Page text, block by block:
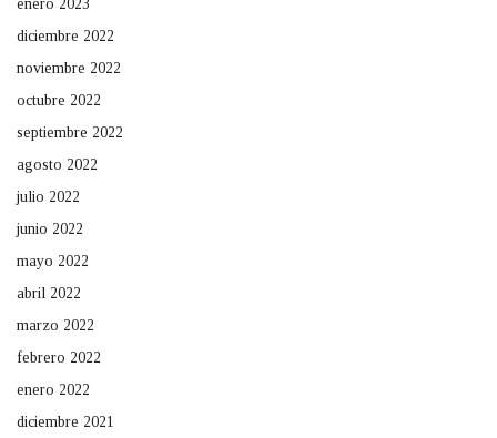
enero 2023
diciembre 2022
noviembre 2022
octubre 2022
septiembre 2022
agosto 2022
julio 2022
junio 2022
mayo 2022
abril 2022
marzo 2022
febrero 2022
enero 2022
diciembre 2021